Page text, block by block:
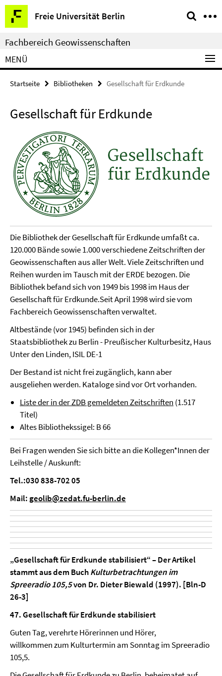
Springe
direkt
zu
Inhalt
Freie Universität Berlin
Service-
Navigation
Fachbereich Geowissenschaften
MENÜ
Startseite Bibliotheken Gesellschaft für Erdkunde
Gesellschaft für Erdkunde
Die Bibliothek der Gesellschaft für Erdkunde umfaßt ca.
120.000 Bände sowie 1.000 verschiedene Zeitschriften der
Geowissenschaften aus aller Welt. Viele Zeitschriften und
Reihen wurden im Tausch mit der ERDE bezogen. Die
Bibliothek befand sich von 1949 bis 1998 im Haus der
Gesellschaft für Erdkunde.Seit April 1998 wird sie vom
Fachbereich Geowissenschaften verwaltet.
Altbestände (vor 1945) befinden sich in der
Staatsbibliothek zu Berlin - Preußischer Kulturbesitz, Haus
Unter den Linden, ISIL DE-1
Der Bestand ist nicht frei zugänglich, kann aber
ausgeliehen werden. Kataloge sind vor Ort vorhanden.
Liste der in der ZDB gemeldeten Zeitschriften (1.517
Titel)
Altes Bibliothekssigel: B 66
Bei Fragen wenden Sie sich bitte an die Kollegen*Innen der
Leihstelle / Auskunft:
Tel.:030 838-702 05
Mail: geolib@zedat.fu-berlin.de
„Gesellschaft für Erdkunde stabilisiert“– Der Artikel
stammt aus dem BuchKulturbetrachtungen im
Spreeradio 105,5von Dr. Dieter Biewald (1997). [Bln-D
26-3]
47. Gesellschaft für Erdkunde stabilisiert
Guten Tag, verehrte Hörerinnen und Hörer,
willkommen zum Kulturtermin am Sonntag im Spreeradio
105,5.